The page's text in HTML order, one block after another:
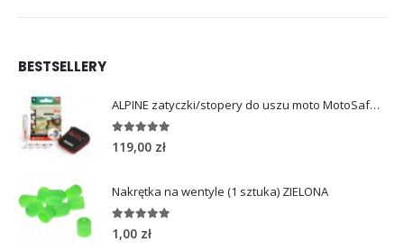
BESTSELLERY
ALPINE zatyczki/stopery do uszu moto MotoSafe Pro
119,00 zł
Nakrętka na wentyle (1 sztuka) ZIELONA
1,00 zł